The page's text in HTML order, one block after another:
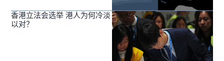
香港立法会选举 港人为何冷淡
以对？